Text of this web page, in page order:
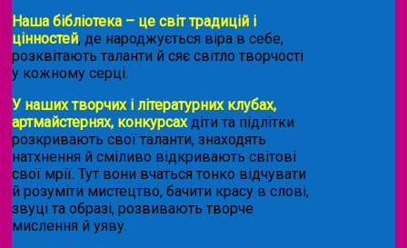
Наша бібліотека – це світ традицій і
цінностей, де народжується віра в себе,
розквітають таланти й сяє світло творчості
у кожному серці.
У наших творчих і літературних клубах,
артмайстернях, конкурсахдіти та підлітки
розкривають свої таланти, знаходять
натхнення й сміливо відкривають світові
свої мрії. Тут вони вчаться тонко відчувати
й розуміти мистецтво, бачити красу в слові,
звуці та образі, розвивають творче
мислення й уяву.